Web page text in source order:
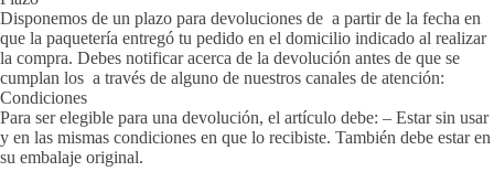
Disponemos de un plazo para devoluciones de a partir de la fecha en
que la paquetería entregó tu pedido en el domicilio indicado al realizar
la compra. Debes notificar acerca de la devolución antes de que se
cumplan los a través de alguno de nuestros canales de atención:
Condiciones
Para ser elegible para una devolución, el artículo debe: – Estar sin usar
y en las mismas condiciones en que lo recibiste. También debe estar en
su embalaje original.